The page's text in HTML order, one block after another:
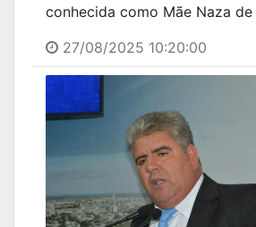
conhecida como Mãe Naza de
27/08/2025 10:20:00